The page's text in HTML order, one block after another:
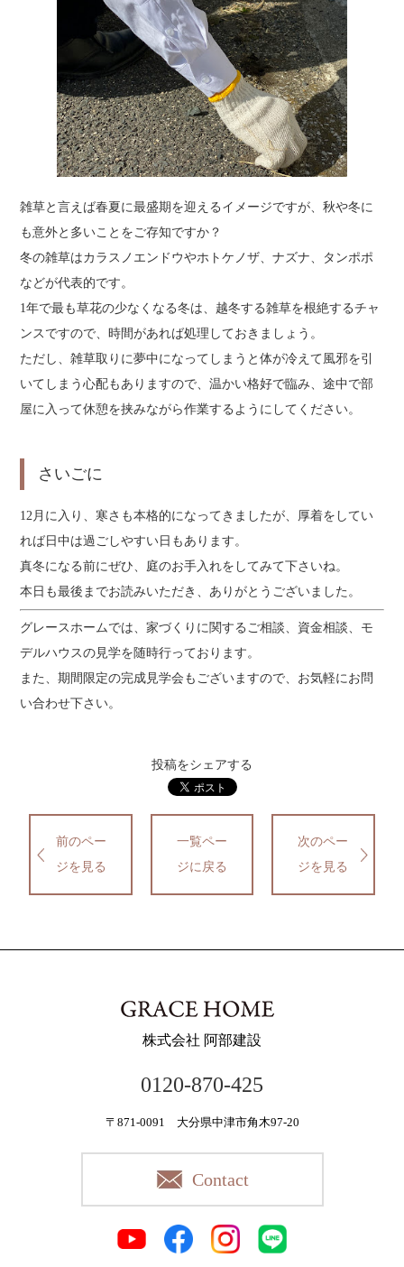
雑草と言えば春夏に最盛期を迎えるイメージですが、秋や冬に
も意外と多いことをご存知ですか？
冬の雑草はカラスノエンドウやホトケノザ、ナズナ、タンポポ
などが代表的です。
1年で最も草花の少なくなる冬は、越冬する雑草を根絶するチャ
ンスですので、時間があれば処理しておきましょう。
ただし、雑草取りに夢中になってしまうと体が冷えて風邪を引
いてしまう心配もありますので、温かい格好で臨み、途中で部
屋に入って休憩を挟みながら作業するようにしてください。
さいごに
12月に入り、寒さも本格的になってきましたが、厚着をしてい
れば日中は過ごしやすい日もあります。
真冬になる前にぜひ、庭のお手入れをしてみて下さいね。
本日も最後までお読みいただき、ありがとうございました。
グレースホームでは、家づくりに関するご相談、資金相談、モ
デルハウスの見学を随時行っております。
また、期間限定の完成見学会もございますので、お気軽にお問
い合わせ下さい。
投稿をシェアする
前のペー
ジを見る
一覧ペー
ジに戻る
次のペー
ジを見る
株式会社 阿部建設
0120-870-425
〒871-0091 大分県中津市角木97-20
Contact